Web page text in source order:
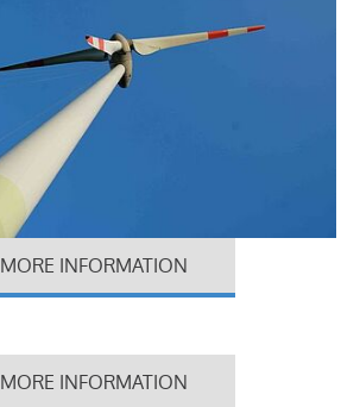
MORE INFORMATION
MORE INFORMATION